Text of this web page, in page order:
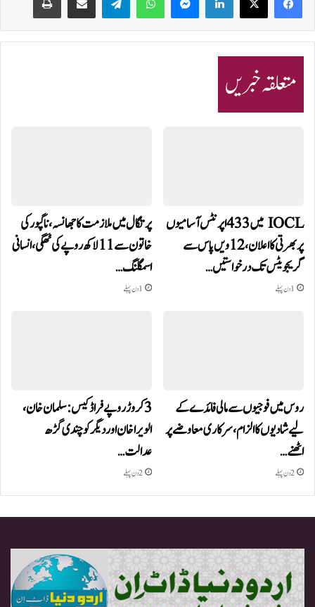
متعلقہ خبریں
IOCL میں 433 اپرنٹس آسامیوں
پر بھرتی کا اعلان، 12ویں پاس سے
گریجویٹس تک درخواستیں…
1 دن پہلے
پرتگال میں ملازمت کا جھانسہ،ناگپور کی
خاتون سے 11 لاکھ روپے کی ٹھگی، انسانی
اسمگلنگ…
1 دن پہلے
روس میں فوجیوں سے مالی فائدے کے
لیے شادیوں کا الزام، سرکاری معاوضے پر
اٹھنے…
2 دن پہلے
3 کروڑ روپے فراڈ کیس: سلمان خان،
الویرا خان اور دیگر کو چندی گڑھ
عدالت…
2 دن پہلے